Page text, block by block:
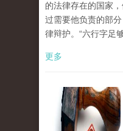
的法律存在的国家
过需要他负责的部
律辩护。“六行字足
更多